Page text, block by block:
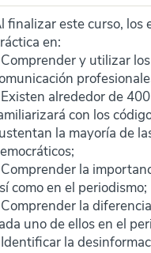
finalizar este curso, los
en:
y utilizar
alrededor de
con los
la mayoría de
la
como en el periodismo;
la
uno de ellos en el
la